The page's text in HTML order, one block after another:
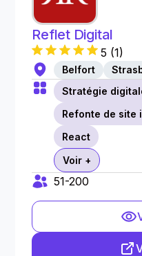
Reflet Digital
5 (1)
Belfort
Stratégie
Refonte de site
React
Voir +
51-200